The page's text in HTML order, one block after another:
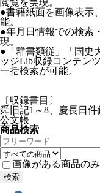
閲覧を実現。
●書籍紙面を画像表示
能。
●年月日情報での検索
現。
●「群書類従」「国史
ッジLib収録コンテン
一括検索が可能。
〔収録書目〕
舜旧記1～8、慶長日
公文帳
商品検索
画像がある商品の